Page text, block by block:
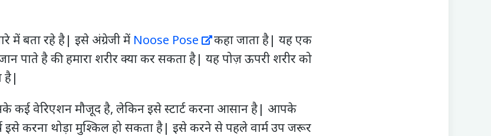
में बता रहे है| इसे अंग्रेजी में Noose Pose
कहा जाता है| यह एक
पाते है की हमारा शरीर क्या कर सकता है| यह पोज़ ऊपरी शरीर को
है|
कई वेरिएशन मौजूद है, लेकिन इसे स्टार्ट करना आसान है| आपके
करना थोड़ा मुश्किल हो सकता है| इसे करने से पहले वार्म उप जरूर